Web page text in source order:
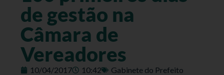
de gestão na
Câmara de
Vereadores
10/04/2017 10:42 Gabinete do Prefeito